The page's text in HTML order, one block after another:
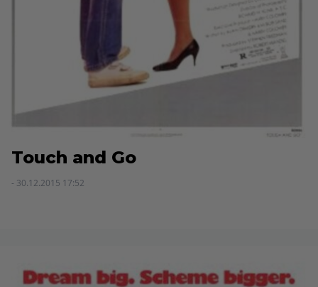
Touch and Go
- 30.12.2015 17:52